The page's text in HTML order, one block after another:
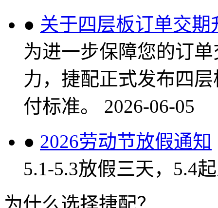
● 关于四层板订单交
为进一步保障您的订
力，捷配正式发布四
付标准。
2026-06-05
● 2026劳动节放假通知
5.1-5.3放假三天，5.4